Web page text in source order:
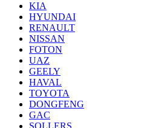
KIA
HYUNDAI
RENAULT
NISSAN
FOTON
UAZ
GEELY
HAVAL
TOYOTA
DONGFENG
GAC